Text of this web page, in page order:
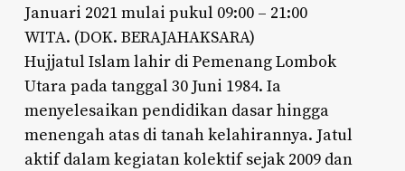
Januari 2021 mulai pukul 09:00 – 21:00
WITA. (DOK. BERAJAHAKSARA)
Hujjatul Islam lahir di Pemenang Lombok
Utara pada tanggal 30 Juni 1984. Ia
menyelesaikan pendidikan dasar hingga
menengah atas di tanah kelahirannya. Jatul
aktif dalam kegiatan kolektif sejak 2009 dan